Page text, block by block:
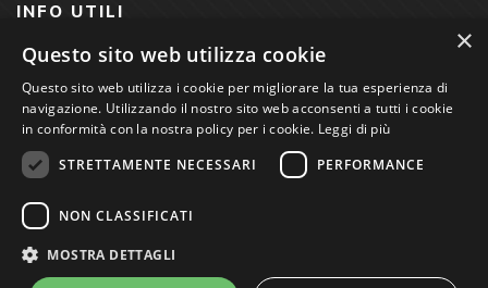
INFO UTILI
CONDIZIONI DI VENDITA
PRIVACY POLICY
COOKIE POLICY
Studio Bibliografico Scriptorium Dott.ssa Sara Bassi VAT
nr. 01744000207
×
Questo sito web utilizza cookie
Questo sito web utilizza i cookie per migliorare la tua esperienza di
navigazione. Utilizzando il nostro sito web acconsenti a tutti i cookie
in conformità con la nostra policy per i cookie. Leggi di più
STRETTAMENTE NECESSARI
PERFORMANCE
NON CLASSIFICATI
MOSTRA DETTAGLI